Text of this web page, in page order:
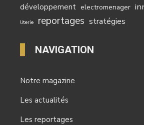
développement electromenager
literie reportages stratégies
NAVIGATION
Notre magazine
Les actualités
Les reportages